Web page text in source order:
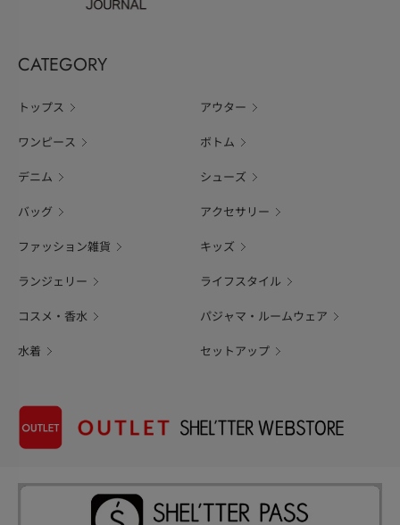
CATEGORY
トップス アウター
ワンピース ボトム
デニム シューズ
バッグ アクセサリー
ファッション雑貨 キッズ
ランジェリー ライフスタイル
コスメ・香水 パジャマ・ルームウェア
水着 セットアップ